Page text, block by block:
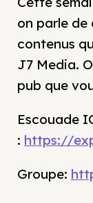
on parle de
contenus
J7 Media.
pub que
Escouade
: https://
Groupe: